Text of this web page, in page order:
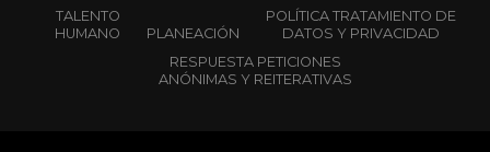
TALENTO
HUMANO
PLANEACIÓN
POLÍTICA TRATAMIENTO DE
DATOS Y PRIVACIDAD
RESPUESTA PETICIONES
ANÓNIMAS Y REITERATIVAS